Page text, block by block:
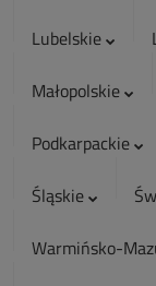
Lubelskie
Małopolskie
Podkarpackie
Śląskie
Warmińsko-